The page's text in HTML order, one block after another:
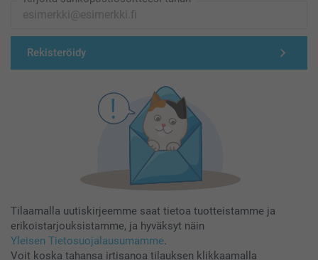
Rekisteröidy
Tilaamalla uutiskirjeemme saat tietoa tuotteistamme ja
erikoistarjouksistamme, ja hyväksyt näin
Yleisen Tietosuojalausumamme.
Voit koska tahansa irtisanoa tilauksen klikkaamalla